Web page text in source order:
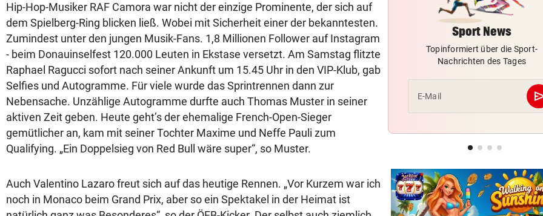
Hip-Hop-Musiker RAF Camora war nicht der einzige Prominente, der sich auf
dem Spielberg-Ring blicken ließ. Wobei mit Sicherheit einer der bekanntesten.
Zumindest unter den jungen Musik-Fans. 1,8 Millionen Follower auf Instagram
- beim Donauinselfest 120.000 Leuten in Ekstase versetzt. Am Samstag flitzte
Raphael Ragucci sofort nach seiner Ankunft um 15.45 Uhr in den VIP-Klub, gab
Selfies und Autogramme. Für viele wurde das Sprintrennen dann zur
Nebensache. Unzählige Autogramme durfte auch Thomas Muster in seiner
aktiven Zeit geben. Heute geht’s der ehemalige French-Open-Sieger
gemütlicher an, kam mit seiner Tochter Maxime und Neffe Pauli zum
Qualifying. „Ein Doppelsieg von Red Bull wäre super“, so Muster.
Auch Valentino Lazaro freut sich auf das heutige Rennen. „Vor Kurzem war ich
noch in Monaco beim Grand Prix, aber so ein Spektakel in der Heimat ist
Schwärzler dreht Partie und
ins Finale ein
SOMMERCUP 2026 LIVE:
Hard um Platz drei – Kiel
Luzern im Finale!
Wroclav Panthers
Sieg! Erfolgreiches Debüt
Senft in Karlsruhe
Sport News
Topinformiert über die Sport-
Nachrichten des Tages
E-Mail